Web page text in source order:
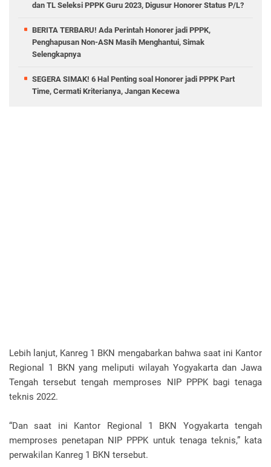
dan TL Seleksi PPPK Guru 2023, Digusur Honorer Status P/L?
BERITA TERBARU! Ada Perintah Honorer jadi PPPK,
Penghapusan Non-ASN Masih Menghantui, Simak
Selengkapnya
SEGERA SIMAK! 6 Hal Penting soal Honorer jadi PPPK Part
Time, Cermati Kriterianya, Jangan Kecewa
Lebih lanjut, Kanreg 1 BKN mengabarkan bahwa saat ini Kantor
Regional 1 BKN yang meliputi wilayah Yogyakarta dan Jawa
Tengah tersebut tengah memproses NIP PPPK bagi tenaga
teknis 2022.
“Dan saat ini Kantor Regional 1 BKN Yogyakarta tengah
memproses penetapan NIP PPPK untuk tenaga teknis,” kata
perwakilan Kanreg 1 BKN tersebut.